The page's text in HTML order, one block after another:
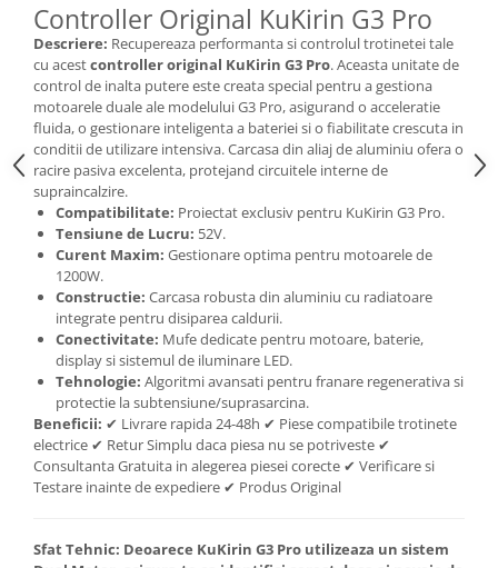
Controller Original KuKirin G3 Pro
Descriere: Recupereaza performanta si controlul trotinetei tale
cu acestcontroller original KuKirin G3 Pro. Aceasta unitate de
control de inalta putere este creata special pentru a gestiona
motoarele duale ale modelului G3 Pro, asigurand o acceleratie
fluida, o gestionare inteligenta a bateriei si o fiabilitate crescuta in
conditii de utilizare intensiva. Carcasa din aliaj de aluminiu ofera o
racire pasiva excelenta, protejand circuitele interne de
supraincalzire.
Compatibilitate: Proiectat exclusiv pentru KuKirin G3 Pro.
Tensiune de Lucru: 52V.
Curent Maxim: Gestionare optima pentru motoarele de
1200W.
Constructie: Carcasa robusta din aluminiu cu radiatoare
integrate pentru disiparea caldurii.
Conectivitate: Mufe dedicate pentru motoare, baterie,
display si sistemul de iluminare LED.
Tehnologie: Algoritmi avansati pentru franare regenerativa si
protectie la subtensiune/suprasarcina.
Beneficii: ✔ Livrare rapida 24-48h ✔ Piese compatibile trotinete
electrice ✔ Retur Simplu daca piesa nu se potriveste ✔
Consultanta Gratuita in alegerea piesei corecte ✔ Verificare si
Testare inainte de expediere ✔ Produs Original
Sfat Tehnic: Deoarece KuKirin G3 Pro utilizeaza un sistem